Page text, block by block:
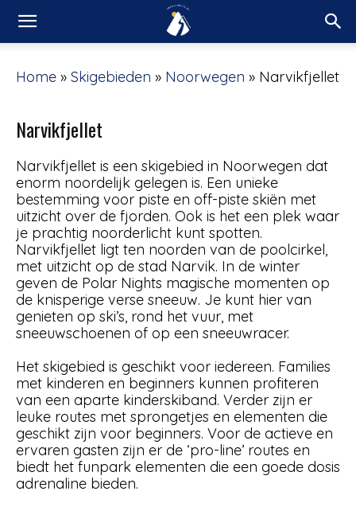
Home » Skigebieden » Noorwegen » Narvikfjellet
Narvikfjellet
Narvikfjellet is een skigebied in Noorwegen dat
enorm noordelijk gelegen is. Een unieke
bestemming voor piste en off-piste skiën met
uitzicht over de fjorden. Ook is het een plek waar
je prachtig noorderlicht kunt spotten.
Narvikfjellet ligt ten noorden van de poolcirkel,
met uitzicht op de stad Narvik. In de winter
geven de Polar Nights magische momenten op
de knisperige verse sneeuw. Je kunt hier van
genieten op ski’s, rond het vuur, met
sneeuwschoenen of op een sneeuwracer.
Het skigebied is geschikt voor iedereen. Families
met kinderen en beginners kunnen profiteren
van een aparte kinderskiband. Verder zijn er
leuke routes met sprongetjes en elementen die
geschikt zijn voor beginners. Voor de actieve en
ervaren gasten zijn er de ‘pro-line’ routes en
biedt het funpark elementen die een goede dosis
adrenaline bieden.